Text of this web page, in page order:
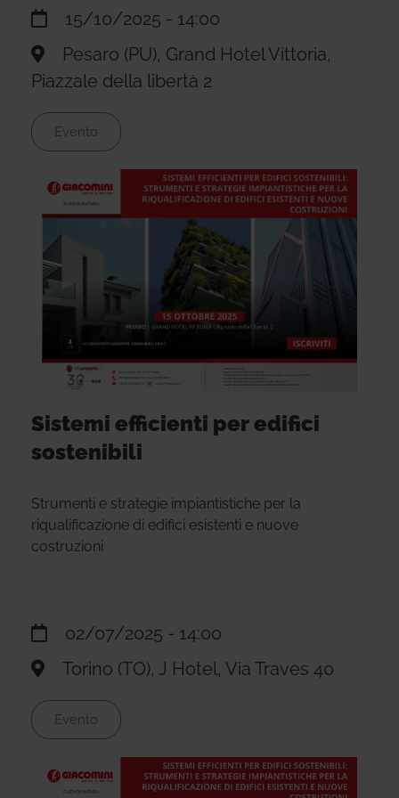
15/10/2025 - 14:00
Pesaro (PU), Grand Hotel Vittoria,
Piazzale della libertà 2
Evento
Sistemi efficienti per edifici
sostenibili
Strumenti e strategie impiantistiche per la
riqualificazione di edifici esistenti e nuove
costruzioni
02/07/2025 - 14:00
Torino (TO), J Hotel, Via Traves 40
Evento